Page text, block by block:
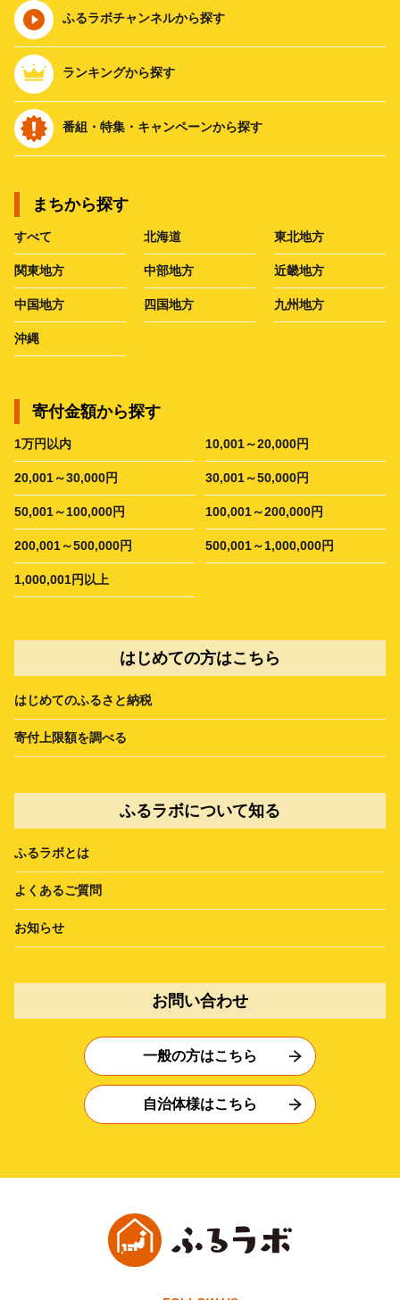
ふるラボチャンネルから探す
ランキングから探す
番組・特集・キャンペーンから探す
まちから探す
すべて 北海道 東北地方
関東地方 中部地方 近畿地方
中国地方 四国地方 九州地方
沖縄
寄付金額から探す
1万円以内 10,001～20,000円
20,001～30,000円 30,001～50,000円
50,001～100,000円 100,001～200,000円
200,001～500,000円 500,001～1,000,000円
1,000,001円以上
はじめての方はこちら
はじめてのふるさと納税
寄付上限額を調べる
ふるラボについて知る
ふるラボとは
よくあるご質問
お知らせ
お問い合わせ
一般の方はこちら
自治体様はこちら